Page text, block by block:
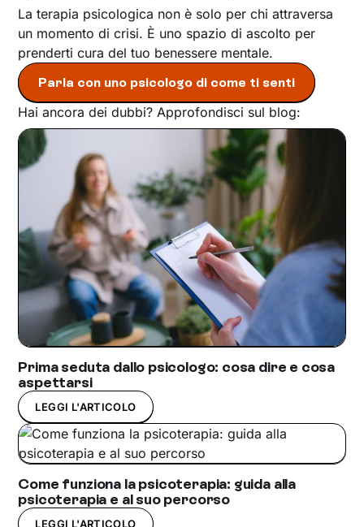
La terapia psicologica non è solo per chi attraversa
un momento di crisi. È uno spazio di ascolto per
prenderti cura del tuo benessere mentale.
Parla con uno psicologo di come ti senti
Hai ancora dei dubbi? Approfondisci sul blog:
Prima seduta dallo psicologo: cosa dire e cosa
aspettarsi
LEGGI L'ARTICOLO
Come funziona la psicoterapia: guida alla
psicoterapia e al suo percorso
LEGGI L'ARTICOLO